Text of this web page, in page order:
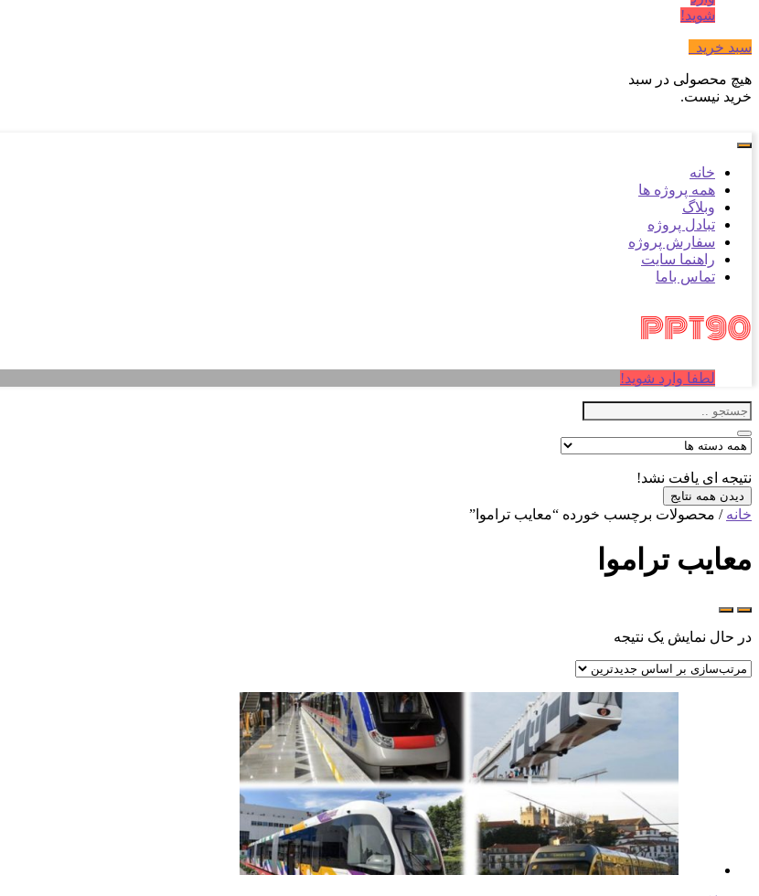
شوید!
سبد خرید
هیچ محصولی در سبد
خرید نیست.
خانه
همه پروژه ها
وبلاگ
تبادل پروژه
سفارش پروژه
راهنما سایت
تماس باما
لطفا وارد شوید!
نتیجه ای یافت نشد!
دیدن همه نتایج
خانه / محصولات برچسب خورده “معایب تراموا”
معایب تراموا
در حال نمایش یک نتیجه